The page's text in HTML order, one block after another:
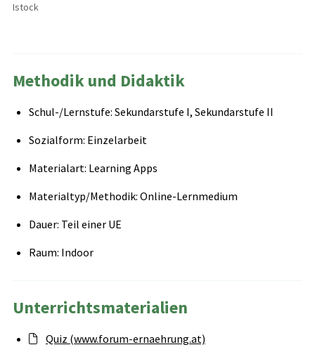
Istock
Methodik und Didaktik
Schul-/Lernstufe: Sekundarstufe I, Sekundarstufe II
Sozialform: Einzelarbeit
Materialart: Learning Apps
Materialtyp/Methodik: Online-Lernmedium
Dauer: Teil einer UE
Raum: Indoor
Unterrichtsmaterialien
Quiz (www.forum-ernaehrung.at)